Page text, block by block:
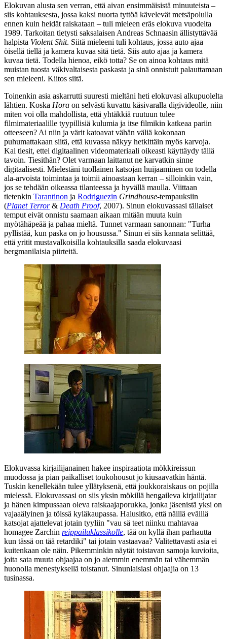
Elokuvan alusta sen verran, että aivan ensimmäisistä minuuteista –
siis kohtauksesta, jossa kaksi nuorta tyttöä kävelevät metsäpolulla
ennen kuin heidät raiskataan – tuli mieleen eräs elokuva vuodelta
1989. Tarkoitan tietysti saksalaisen Andreas Schnaasin ällistyttävää
halpista Violent Shit. Siitä mieleeni tuli kohtaus, jossa auto ajaa
öisellä tiellä ja kamera kuvaa sitä tietä. Siis auto ajaa ja kamera
kuvaa tietä. Todella hienoa, eikö totta? Se on ainoa kohtaus mitä
muistan tuosta väkivaltaisesta paskasta ja sinä onnistuit palauttamaan
sen mieleeni. Kiitos siitä.
Toinenkin asia askarrutti suuresti mieltäni heti elokuvasi alkupuolelta
lähtien. Koska Hora on selvästi kuvattu käsivaralla digivideolle, niin
miten voi olla mahdollista, että yhtäkkiä ruutuun tulee
filmimateriaalille tyypillisiä kulumia ja itse filmikin katkeaa pariin
otteeseen? Ai niin ja värit katoavat vähän väliä kokonaan
puhumattakaan siitä, että kuvassa näkyy hetkittäin myös karvoja.
Kai tiesit, ettei digitaalinen videomateriaali oikeasti käyttäydy tällä
tavoin. Tiesithän? Olet varmaan laittanut ne karvatkin sinne
digitaalisesti. Mielestäni tuollainen katsojan huijaaminen on todella
ala‑arvoista toimintaa ja toimii ainoastaan kerran – silloinkin vain,
jos se tehdään oikeassa tilanteessa ja hyvällä maulla. Viittaan
tietenkin Tarantinon ja Rodriguezin Grindhouse-tempauksiin
(Planet Terror& Death Proof, 2007). Sinun elokuvassasi tällaiset
temput eivät onnistu saamaan aikaan mitään muuta kuin
myötähäpeää ja pahaa mieltä. Tunnet varmaan sanonnan: "Turha
pyllistää, kun paska on jo housussa." Sinun ei siis kannata selittää,
että yritit mustavalkoisilla kohtauksilla saada elokuvaasi
bergmanilaisia piirteitä.
Elokuvassa kirjailijanainen hakee inspiraatiota mökkireissun
muodossa ja pian paikalliset toukohousut jo kiusaavatkin häntä.
Tuskin kenellekään tulee yllätyksenä, että joukkoraiskaus on pojilla
mielessä. Elokuvassasi on siis yksin mökillä hengaileva kirjailijatar
ja hänen kimpussaan oleva raiskaajaporukka, jonka jäsenistä yksi on
vajaaälyinen ja töissä kyläkaupassa. Halusitko, että näillä eväillä
katsojat ajattelevat jotain tyyliin "vau sä teet niinku mahtavaa
homagee Zarchin reippailuklassikolle, tää on kyllä ihan parhautta
kun tässä on tää retardiki" tai jotain vastaavaa? Valitettavasti asia ei
kuitenkaan ole näin. Pikemminkin näytät toistavan samoja kuvioita,
joita sata muuta ohjaajaa on jo aiemmin enemmän tai vähemmän
huonolla menestyksellä toistanut. Sinunlaisiasi ohjaajia on 13
tusinassa.